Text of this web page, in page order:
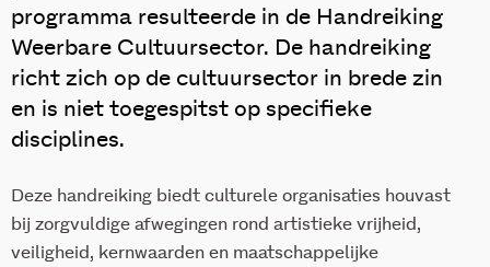
programma resulteerde in de Handreiking
Weerbare Cultuursector. De handreiking
richt zich op de cultuursector in brede zin
en is niet toegespitst op specifieke
disciplines.
Deze handreiking biedt culturele organisaties houvast
bij zorgvuldige afwegingen rond artistieke vrijheid,
veiligheid, kernwaarden en maatschappelijke